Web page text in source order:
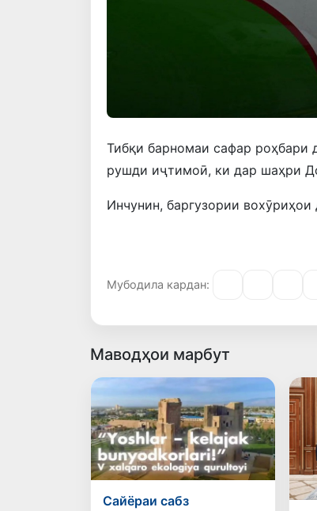
Тибқи барномаи сафар
рушди иҷтимоӣ, ки дар шаҳри
Инчунин, баргузории
Мубодила кардан:
Маводҳои марбут
Сайёраи сабз